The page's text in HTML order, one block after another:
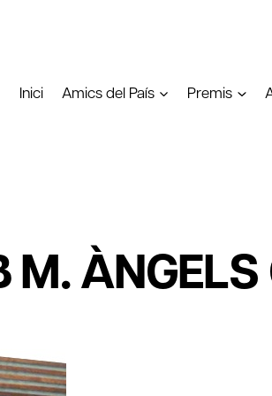
Inici Amics del País Premis